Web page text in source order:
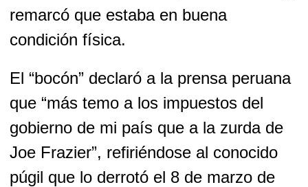
remarcó que estaba en buena
condición física.
El “bocón” declaró a la prensa peruana
que “más temo a los impuestos del
gobierno de mi país que a la zurda de
Joe Frazier”, refiriéndose al conocido
púgil que lo derrotó el 8 de marzo de